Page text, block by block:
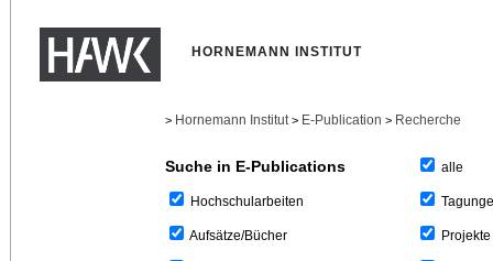
HORNEMANN INSTITUT
> Hornemann Institut > E-Publication > Recherche
Suche in E-Publications
Hochschularbeiten
Aufsätze/Bücher
alle
Projekte